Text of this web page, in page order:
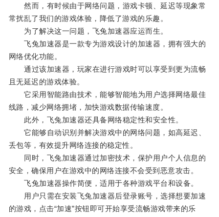
然而，有时候由于网络问题，游戏卡顿、延迟等现象常
常扰乱了我们的游戏体验，降低了游戏的乐趣。
为了解决这一问题，飞兔加速器应运而生。
飞兔加速器是一款专为游戏设计的加速器，拥有强大的
网络优化功能。
通过该加速器，玩家在进行游戏时可以享受到更为流畅
且无延迟的游戏体验。
它采用智能路由技术，能够智能地为用户选择网络最佳
线路，减少网络拥堵，加快游戏数据传输速度。
此外，飞兔加速器还具备网络稳定性和安全性。
它能够自动识别并解决游戏中的网络问题，如高延迟、
丢包等，有效提升网络连接的稳定性。
同时，飞兔加速器通过加密技术，保护用户个人信息的
安全，确保用户在游戏中的网络连接不会受到恶意攻击。
飞兔加速器操作简便，适用于各种游戏平台和设备。
用户只需在安装飞兔加速器后登录账号，选择想要加速
的游戏，点击“加速”按钮即可开始享受流畅游戏带来的乐